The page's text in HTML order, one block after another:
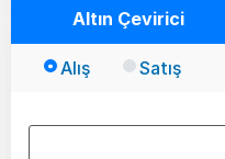
Altın Çevirici
Alış Satış